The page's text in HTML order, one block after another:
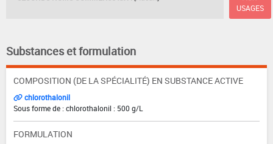
USAGES
Substances et formulation
COMPOSITION (DE LA SPÉCIALITÉ) EN SUBSTANCE ACTIVE
chlorothalonil
Sous forme de : chlorothalonil : 500 g/L
FORMULATION